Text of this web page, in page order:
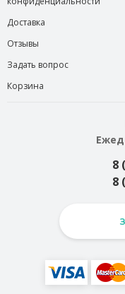
Доставка
Отзывы
Задать вопрос
Корзина
8
8